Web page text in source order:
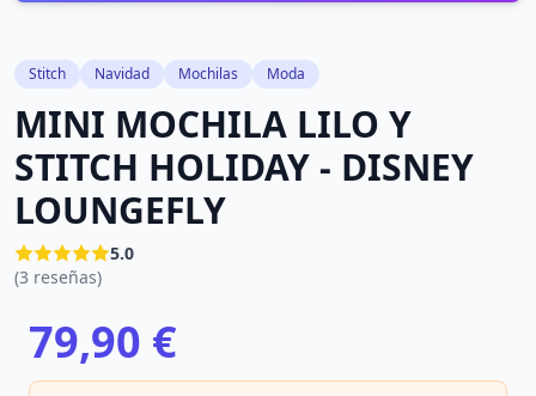
Stitch Navidad Mochilas Moda
MINI MOCHILA LILO Y
STITCH HOLIDAY - DISNEY
LOUNGEFLY
5.0
(3 reseñas)
79,90 €